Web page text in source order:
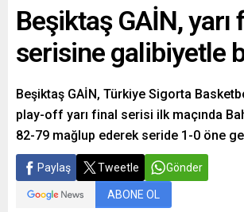
Beşiktaş GAİN, yarı
serisine galibiyetle
Beşiktaş GAİN, Türkiye Sigorta
play-off yarı final serisi ilk maçında
82-79 mağlup ederek seride 1-0 öne
Paylaş Tweetle Gönder
ABONE OL